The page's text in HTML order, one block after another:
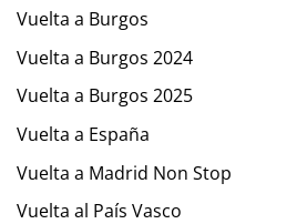
Vuelta a Burgos
Vuelta a Burgos 2024
Vuelta a Burgos 2025
Vuelta a España
Vuelta a Madrid Non Stop
Vuelta al País Vasco